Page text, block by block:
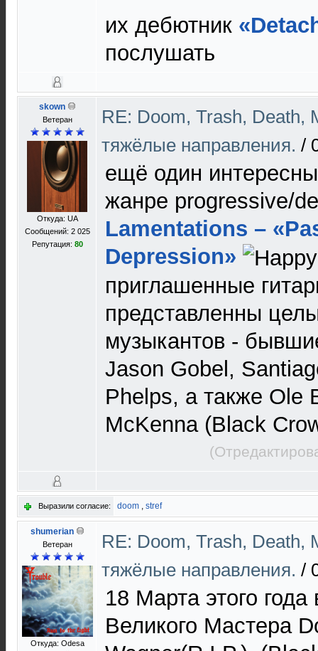
их дебютник
послушать
skown
Ветеран
Откуда: UA
Сообщений: 2 025
Репутация: 80
RE: Doom, Trash, Death,
тяжёлые направления. /
ещё один
жанре progressive/
Lamentations –
Depression»
приглашенные
представленны
музыкантов -
Jason Gobel,
Phelps, а также Ole
McKenna (Black
Выразили согласие: doom , stref
shumerian
Ветеран
Откуда: Odesa
RE: Doom, Trash, Death,
тяжёлые направления. /
18 Марта этого
Великого Мастера